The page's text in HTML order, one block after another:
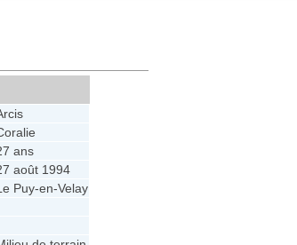
ans
août 1994
Puy-en-Velay